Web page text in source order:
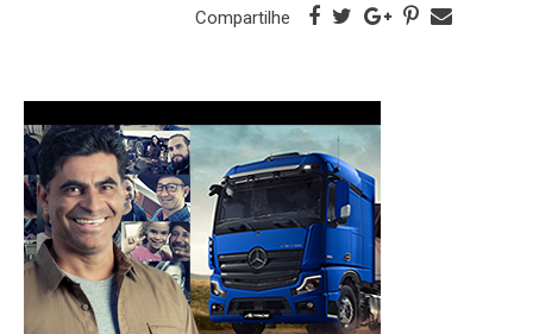
Compartilhe